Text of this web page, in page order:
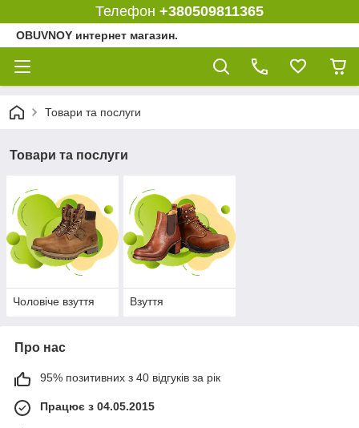
Телефон +380509811365
OBUVNOY интернет магазин.
Товари та послуги
Товари та послуги
Чоловіче взуття Взуття
Про нас
95% позитивних з 40 відгуків за рік
Працює з 04.05.2015